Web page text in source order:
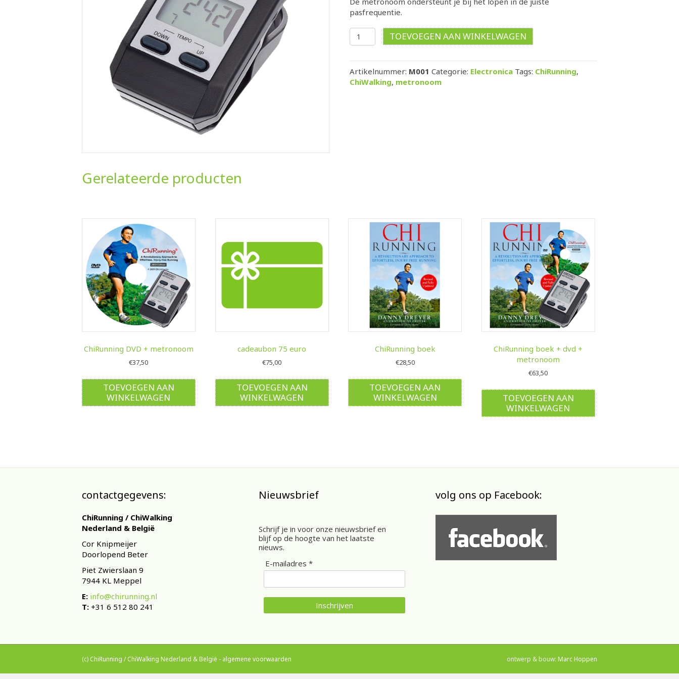
pasfrequentie.
Metronoom
Seiko
51
aantal
TOEVOEGEN AAN WINKELWAGEN
Artikelnummer: M001 Categorie: Electronica Tags: ChiRunning,
ChiWalking, metronoom
Gerelateerde producten
ChiRunning DVD + metronoom
€37,50
TOEVOEGEN AAN
WINKELWAGEN
cadeaubon 75 euro
€75,00
TOEVOEGEN AAN
WINKELWAGEN
ChiRunning boek
€28,50
TOEVOEGEN AAN
WINKELWAGEN
ChiRunning boek + dvd +
metronoom
€63,50
TOEVOEGEN AAN
WINKELWAGEN
contactgegevens:
ChiRunning / ChiWalking
Nederland & België
Cor Knipmeijer
Doorlopend Beter
Piet Zwierslaan 9
7944 KL Meppel
E: info@chirunning.nl
T: +31 6 512 80 241
Nieuwsbrief
Schrijf je in voor onze nieuwsbrief en
blijf op de hoogte van het laatste
nieuws.
E-mailadres *
Inschrijven
volg ons op Facebook:
(c) ChiRunning / ChiWalking Nederland & België - algemene voorwaarden ontwerp & bouw: Marc Hoppen